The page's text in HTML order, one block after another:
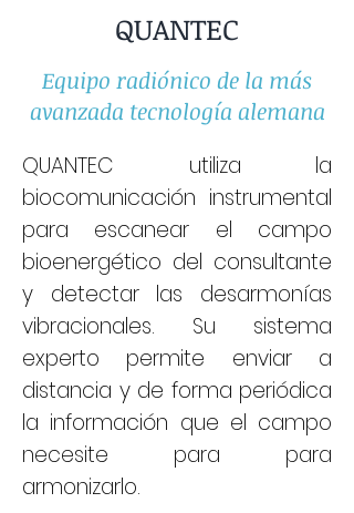
QUANTEC
Equipo radiónico de la más
avanzada tecnología alemana
QUANTEC utiliza la
biocomunicación instrumental
para escanear el campo
bioenergético del consultante
y detectar las desarmonías
vibracionales. Su sistema
experto permite enviar a
distancia y de forma periódica
la información que el campo
necesite para para
armonizarlo.